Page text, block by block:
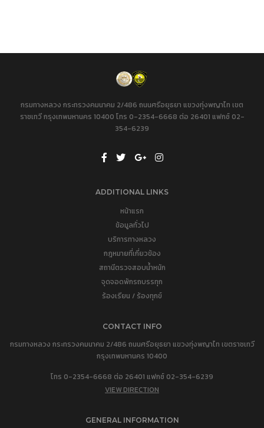
กรมทางหลวง กระทรวงคมนาคม 2/486 ถนนศรีอยุธยา แขวงทุ่งพญาไท เขต
ราชเทวี กรุงเทพมหานคร 10400 โทร 0-2354-6668 ต่อ 26401 แฟกซ์ 02-
354-6239
ADDITIONAL LINKS
หน้าแรก
ข้อมูลทั่วไป
บริการทางหลวง
กฎหมายที่เกี่ยวข้อง
สถานีตรวจสอบน้ำหนัก
จุดจอดพักรถบรรทุก
ร้องเรียน / ร้องทุกข์
CONTACT INFO
กรมทางหลวง กระทรวงคมนาคม 2/486 ถนนศรีอยุธยา แขวงทุ่งพญาไท เขตราชเทวี
กรุงเทพมหานคร 10400
โทร 0-2354-6668 ต่อ 26401 แฟกซ์ 02-354-6239
VIEW DIRECTION
GENERAL INFORMATION